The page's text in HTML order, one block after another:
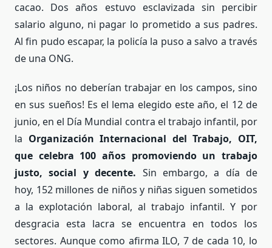
cacao. Dos años estuvo esclavizada sin percibir
salario alguno, ni pagar lo prometido a sus padres.
Al fin pudo escapar, la policía la puso a salvo a través
de una ONG.
¡Los niños no deberían trabajar en los campos, sino
en sus sueños! Es el lema elegido este año, el 12 de
junio, en el Día Mundial contra el trabajo infantil, por
la Organización Internacional del Trabajo, OIT,
que celebra 100 años promoviendo un trabajo
justo, social y decente. Sin embargo, a día de
hoy, 152 millones de niños y niñas siguen sometidos
a la explotación laboral, al trabajo infantil. Y por
desgracia esta lacra se encuentra en todos los
sectores. Aunque como afirma ILO, 7 de cada 10, lo